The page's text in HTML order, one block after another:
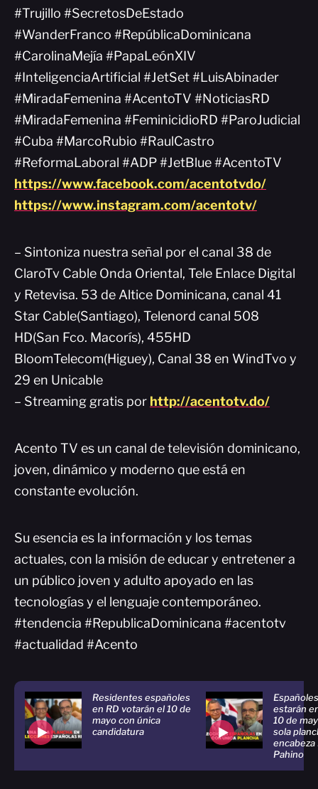
#Trujillo #SecretosDeEstado
#WanderFranco #RepúblicaDominicana
#CarolinaMejía #PapaLeónXIV
#InteligenciaArtificial #JetSet #LuisAbinader
#MiradaFemenina #AcentoTV #NoticiasRD
#MiradaFemenina #FeminicidioRD #ParoJudicial
#Cuba #MarcoRubio #RaulCastro
#ReformaLaboral #ADP #JetBlue #AcentoTV
https://www.facebook.com/acentotvdo/
https://www.instagram.com/acentotv/
– Sintoniza nuestra señal por el canal 38 de
ClaroTv Cable Onda Oriental, Tele Enlace Digital
y Retevisa. 53 de Altice Dominicana, canal 41
Star Cable(Santiago), Telenord canal 508
HD(San Fco. Macorís), 455HD
BloomTelecom(Higuey), Canal 38 en WindTvo y
29 en Unicable
– Streaming gratis por http://acentotv.do/
Acento TV es un canal de televisión dominicano,
joven, dinámico y moderno que está en
constante evolución.
Su esencia es la información y los temas
actuales, con la misión de educar y entretener a
un público joven y adulto apoyado en las
tecnologías y el lenguaje contemporáneo.
#tendencia #RepublicaDominicana #acentotv
#actualidad #Acento
Residentes españoles
en RD votarán el 10 de
mayo con única
candidatura
estarán
10 de
sola
encabeza
Pahino